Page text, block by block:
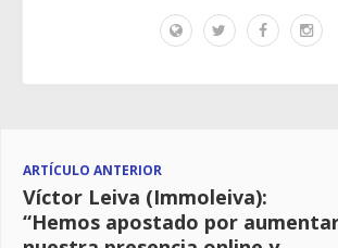
ARTÍCULO ANTERIOR
Víctor Leiva (Immoleiva):
“Hemos apostado por